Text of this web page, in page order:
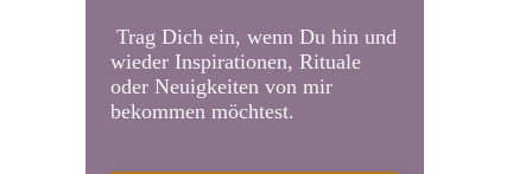
Trag Dich ein, wenn Du hin und
wieder Inspirationen, Rituale
oder Neuigkeiten von mir
bekommen möchtest.